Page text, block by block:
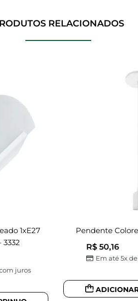
RELACIONADOS
1xE27
juros
Pendente
R$ 50,16
Em até 5x de